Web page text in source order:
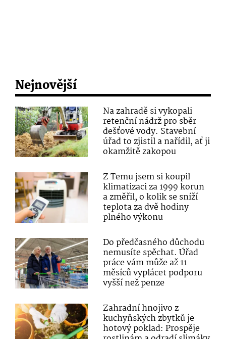
Nejnovější
Na zahradě si vykopali
retenční nádrž pro sběr
dešťové vody. Stavební
úřad to zjistil a nařídil, ať ji
okamžitě zakopou
Z Temu jsem si koupil
klimatizaci za 1999 korun
a změřil, o kolik se sníží
teplota za dvě hodiny
plného výkonu
Do předčasného důchodu
nemusíte spěchat. Úřad
práce vám může až 11
měsíců vyplácet podporu
vyšší než penze
Zahradní hnojivo z
kuchyňských zbytků je
hotový poklad: Prospěje